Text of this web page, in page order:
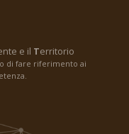
e il Territorio
di fare riferimento ai